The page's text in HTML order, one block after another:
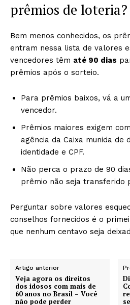
prêmios de loteria?
Bem menos conhecidos, os
entram nessa lista de valores
vencedores têm até 90 dias
prêmios após o sorteio.
Para prêmios baixos, vá a
vencedor.
Prêmios maiores exigem
agência da Caixa munida de
identidade e CPF.
Não perca o prazo de 90
prêmio não seja transferido
Perguntar sobre valores
conselhos fornecidos é o
que nenhum centavo seja
Artigo anterior
Veja agora os direitos
dos idosos com mais de
60 anos no Brasil – Você
não pode perder